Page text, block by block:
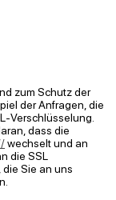
zum Schutz der
der Anfragen, die
Verschlüsselung.
dass die
wechselt und an
die SSL
Sie an uns